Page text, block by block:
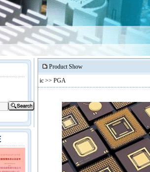
Product Show
ic >> PGA